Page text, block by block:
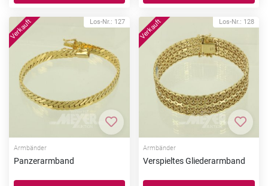
Los-Nr.: 127
Zur Merkliste hinzufügen
Armbänder
Panzerarmband
Los-Nr.: 128
Zur
Armbänder
Verspieltes Gliederarmband